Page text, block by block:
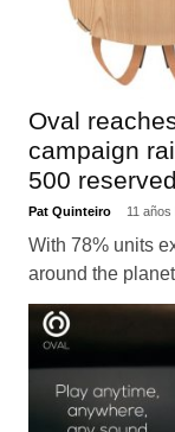
Oval
campaign
500
Pat Quinteiro 11 años
With 78% units
around the